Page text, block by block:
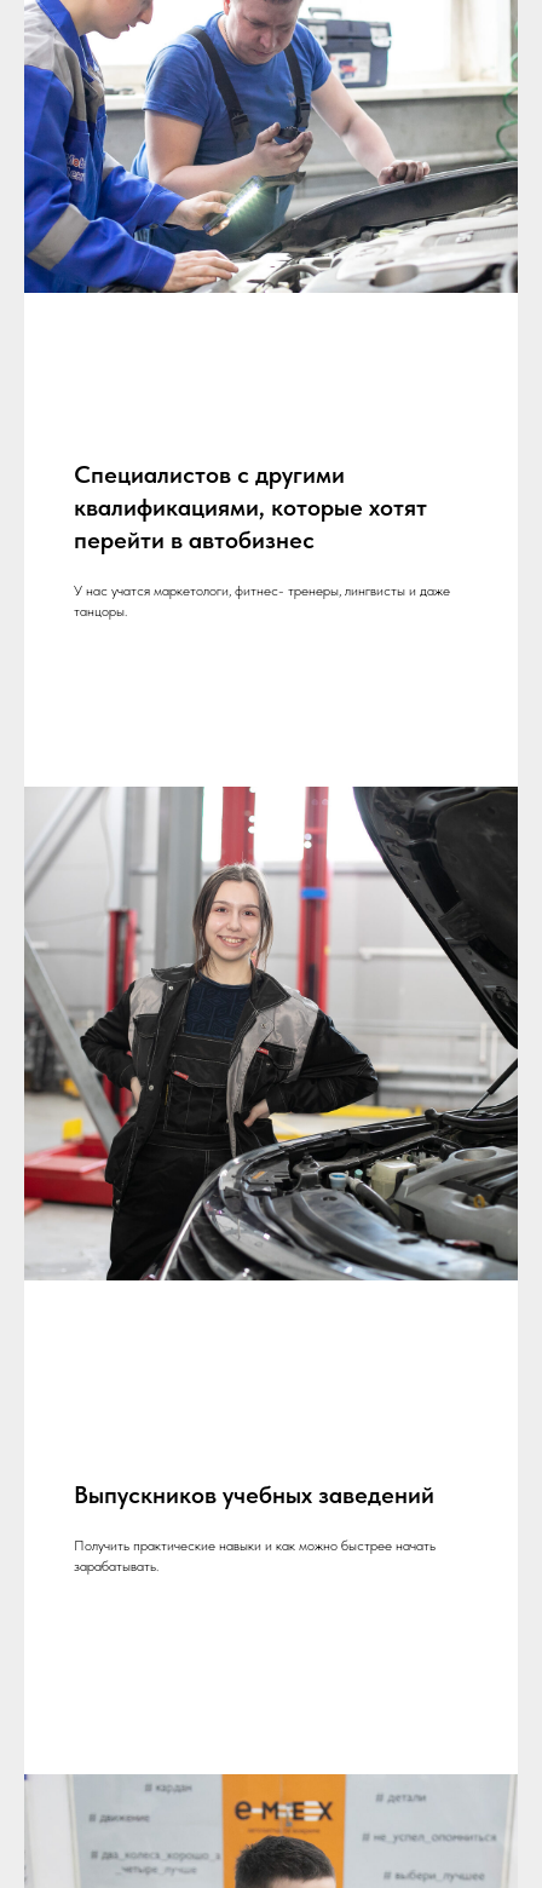
Специалистов с другими
квалификациями, которые хотят
перейти в автобизнес
У нас учатся маркетологи, фитнес- тренеры, лингвисты и даже
танцоры.
Выпускников учебных заведений
Получить практические навыки и как можно быстрее начать
зарабатывать.